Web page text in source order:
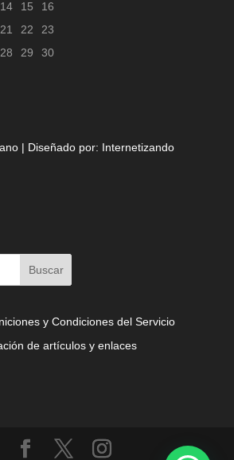
14 15
16
21 22
23
28 29
30
| Diseñado por: Internetizando
y Condiciones del Servicio
de artículos y enlaces